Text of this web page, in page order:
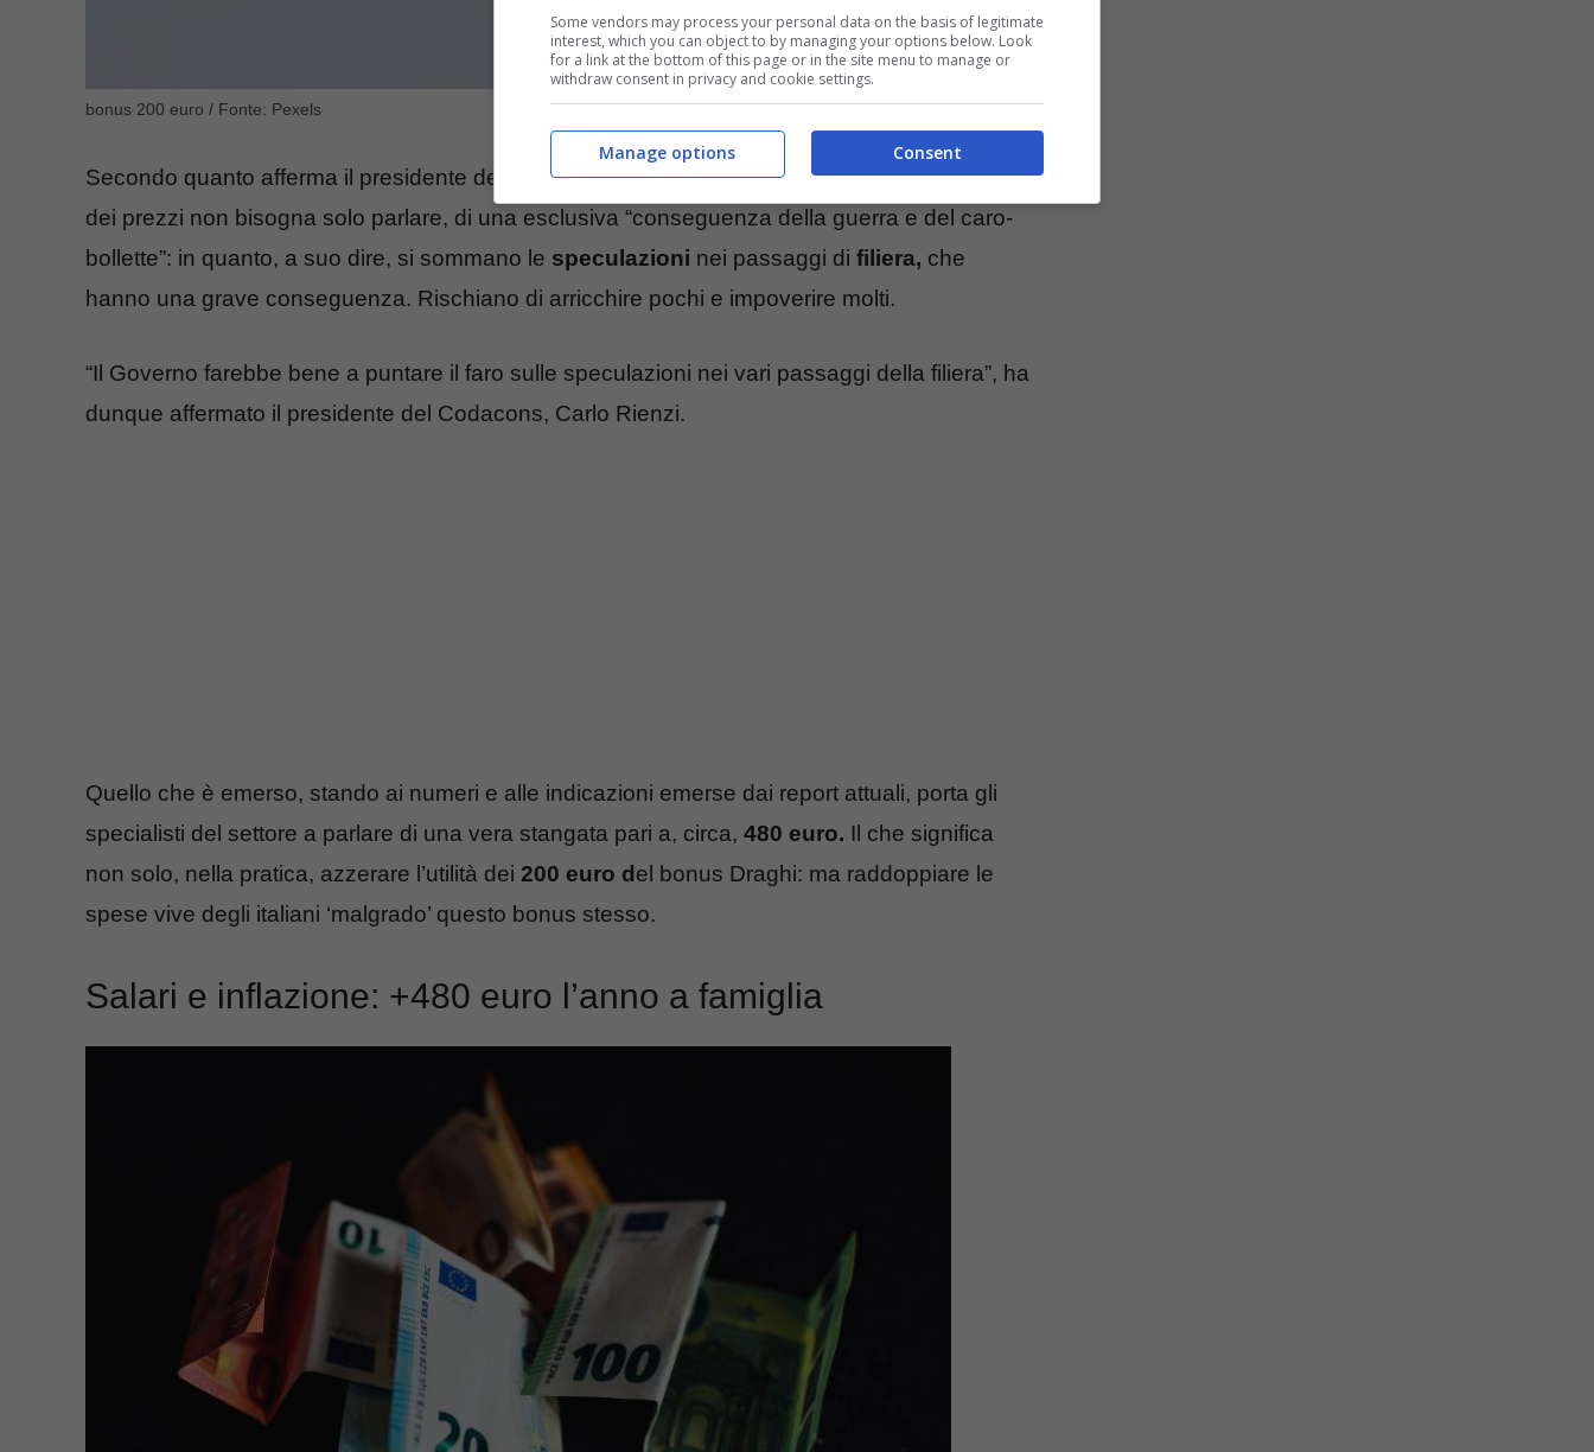
bonus 200 euro / Fonte: Pexels
Secondo quanto afferma il presidente del Codacons, CarloRienzi, per spiegare gli aumenti
dei prezzi non bisogna solo parlare, di una esclusiva “conseguenza della guerra e del caro-
bollette”: in quanto, a suo dire, si sommano le speculazioni nei passaggi di filiera, che
hanno una grave conseguenza. Rischiano di arricchire pochi e impoverire molti.
“Il Governo farebbe bene a puntare il faro sulle speculazioni nei vari passaggi della filiera”, ha
dunque affermato il presidente del Codacons, Carlo Rienzi.
Quello che è emerso, stando ai numeri e alle indicazioni emerse dai report attuali, porta gli
specialisti del settore a parlare di una vera stangata pari a, circa, 480 euro. Il che significa
non solo, nella pratica, azzerare l’utilità dei 200 euro d el bonus Draghi: ma raddoppiare le
spese vive degli italiani ‘malgrado’ questo bonus stesso.
Salari e inflazione: +480 euro l’anno a famiglia
Some vendors may process your personal data on the basis of legitimate
interest, which you can object to by managing your options below. Look
for a link at the bottom of this page or in the site menu to manage or
withdraw consent in privacy and cookie settings.
Consent
Manage options